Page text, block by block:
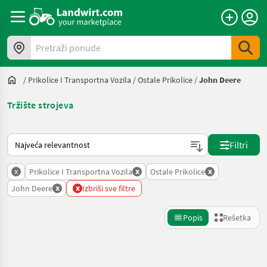
Pretraži ponude
/ Prikolice I Transportna Vozila /Ostale Prikolice /John Deere
Tržište strojeva
Tako se sortira na Landwirt.com
Filtri
x Prikolice I Transportna Vozila x Ostale Prikolice x
John Deere x x Izbriši sve filtre
Popis Rešetka